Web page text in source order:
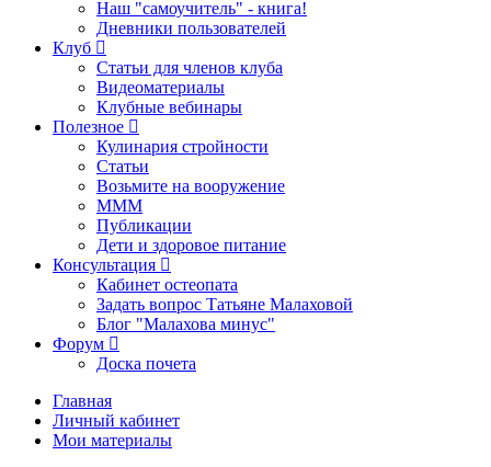
Наш "самоучитель" - книга!
Дневники пользователей
Клуб
Статьи для членов клуба
Видеоматериалы
Клубные вебинары
Полезное
Кулинария стройности
Статьи
Возьмите на вооружение
МММ
Публикации
Дети и здоровое питание
Консультация
Кабинет остеопата
Задать вопрос Татьяне Малаховой
Блог "Малахова минус"
Форум
Доска почета
Главная
Личный кабинет
Мои материалы